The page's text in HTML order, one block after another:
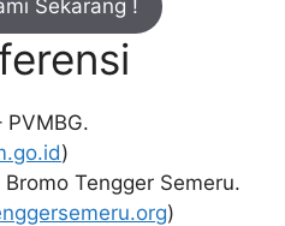
Sekarang !
PVMBG.
)
Tengger Semeru.
)